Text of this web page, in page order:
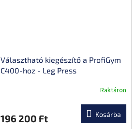
Választható kiegészítő a ProfiGym
C400-hoz - Leg Press
Raktáron
196 200 Ft Kosárba